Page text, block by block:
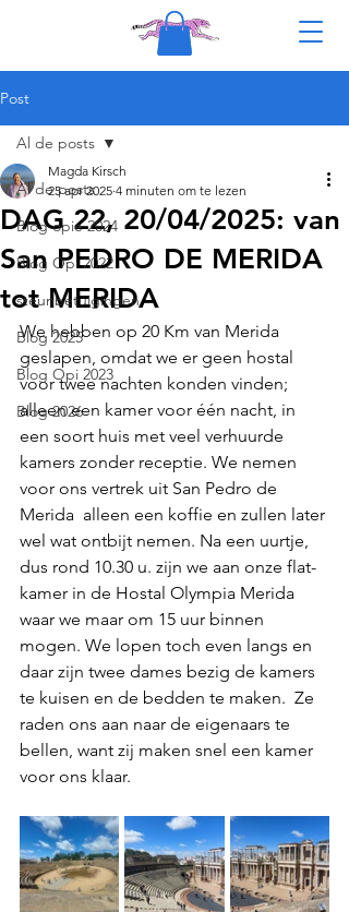
Post
Al de posts
Blog opie 2024
Blog Opi 2022
steunbetuigingen
Blog 2025
Blog Opi 2023
Blog 2026
Al de posts
DAG 22, 20/04/2025: van
San PEDRO DE MERIDA
tot MERIDA
Magda Kirsch
25 apr 2025 4 minuten om te lezen
We hebben op 20 Km van Merida
geslapen, omdat we er geen hostal
voor twee nachten konden vinden;
alleen een kamer voor één nacht, in
een soort huis met veel verhuurde
kamers zonder receptie. We nemen
voor ons vertrek uit San Pedro de
Merida  alleen een koffie en zullen later
wel wat ontbijt nemen. Na een uurtje,
dus rond 10.30 u. zijn we aan onze flat-
kamer in de Hostal Olympia Merida
waar we maar om 15 uur binnen
mogen. We lopen toch even langs en
daar zijn twee dames bezig de kamers
te kuisen en de bedden te maken.  Ze
raden ons aan naar de eigenaars te
bellen, want zij maken snel een kamer
voor ons klaar.